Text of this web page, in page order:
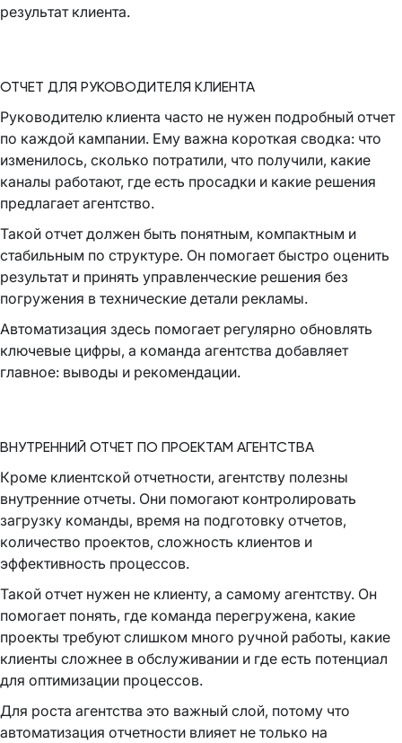
результат клиента.
ОТЧЕТ ДЛЯ РУКОВОДИТЕЛЯ КЛИЕНТА
Руководителю клиента часто не нужен подробный отчет
по каждой кампании. Ему важна короткая сводка: что
изменилось, сколько потратили, что получили, какие
каналы работают, где есть просадки и какие решения
предлагает агентство.
Такой отчет должен быть понятным, компактным и
стабильным по структуре. Он помогает быстро оценить
результат и принять управленческие решения без
погружения в технические детали рекламы.
Автоматизация здесь помогает регулярно обновлять
ключевые цифры, а команда агентства добавляет
главное: выводы и рекомендации.
ВНУТРЕННИЙ ОТЧЕТ ПО ПРОЕКТАМ АГЕНТСТВА
Кроме клиентской отчетности, агентству полезны
внутренние отчеты. Они помогают контролировать
загрузку команды, время на подготовку отчетов,
количество проектов, сложность клиентов и
эффективность процессов.
Такой отчет нужен не клиенту, а самому агентству. Он
помогает понять, где команда перегружена, какие
проекты требуют слишком много ручной работы, какие
клиенты сложнее в обслуживании и где есть потенциал
для оптимизации процессов.
Для роста агентства это важный слой, потому что
автоматизация отчетности влияет не только на